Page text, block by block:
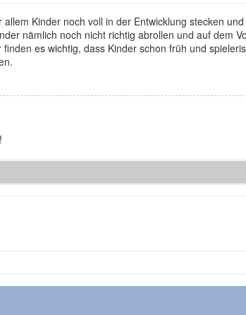
Kinder noch voll in der Entwicklung stecken
nämlich noch nicht richtig abrollen und auf dem
es wichtig, dass Kinder schon früh und